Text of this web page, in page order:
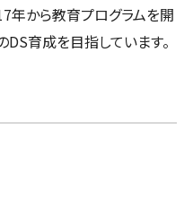
年から教育プログラムを開
育成を目指しています。